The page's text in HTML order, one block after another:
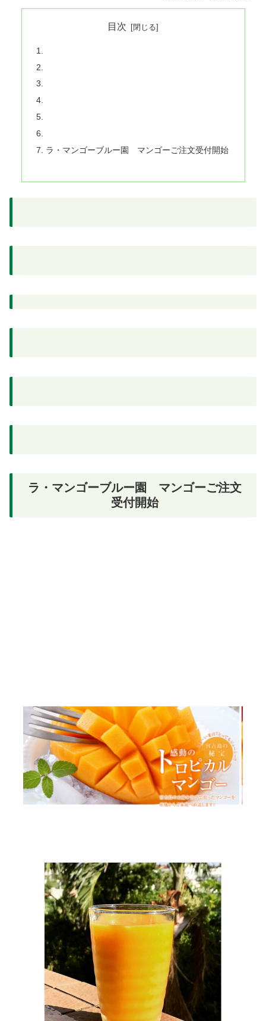
目次
ラ・マンゴーブルー園 マンゴーご注文受付開始
ラ・マンゴーブルー園 マンゴーご注文
受付開始